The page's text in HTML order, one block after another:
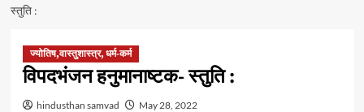
स्तुति :
ज्योतिष,वास्तुशास्त्र, धर्म-कर्म
विपदभंजन हनुमानाष्टक- स्तुति :
hindusthan samvad May 28, 2022